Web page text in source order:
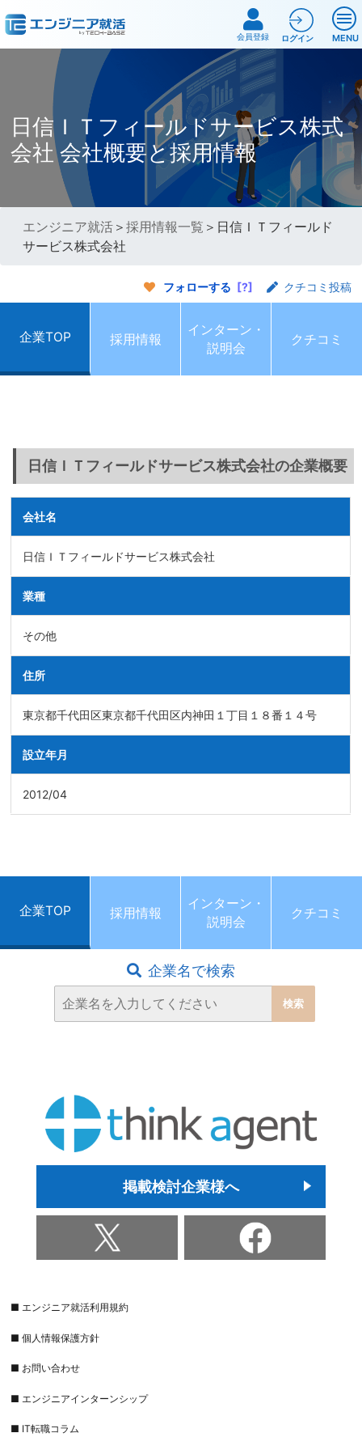
MENU
会員登録 ログイン
日信ＩＴフィールドサービス株式
会社 会社概要と採用情報
エンジニア就活 ＞採用情報一覧 ＞日信ＩＴフィールド
サービス株式会社
フォローする [?] クチコミ投稿
企業TOP 採用情報
インターン・
説明会
クチコミ
日信ＩＴフィールドサービス株式会社の企業概要
会社名
日信ＩＴフィールドサービス株式会社
業種
その他
住所
東京都千代田区東京都千代田区内神田１丁目１８番１４号
設立年月
2012/04
企業TOP 採用情報
インターン・
説明会
クチコミ
企業名で検索
掲載検討企業様へ
■ エンジニア就活利用規約
■ 個人情報保護方針
■ お問い合わせ
■ エンジニアインターンシップ
■ IT転職コラム